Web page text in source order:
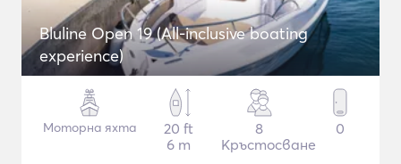
Bluline Open 19 (All-inclusive boating
experience)
Моторна яхта
20 ft
6 m
8
Кръстосване
0